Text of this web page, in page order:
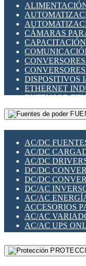
SENSORES
VARIACS
VARIADORES
MAQUINARIA
ILUMINACIÓN
INTERFACES
OTROS RELÉS
PROTECCIÓN
RELÉS
RELÉS DE
RELÉS DE
RELÉS
RELÉS
SENSORES
SWITCH Y
TARJETAS PI
UNIÓN Y
CÁMARAS
CAPACITACIÓN
DISPOSITIVOS
ETHERNET
EXTENSOR
GATEWAY
GESTIÓN DE
PLACAS
SWITCHES Y
SOLUCIONES
SOLUCIONES
SOLUCIONES
SEGURIDAD
SWITCHES LAN
TELEFONÍA IP
VIGILANCIA IP
MESHTASTIC
AC/DC
AC/DC
AC/DC
DC/DC
DC/DC
DC/AC
AC/AC
ACCESORIOS
AC/AC
AC/AC UPS